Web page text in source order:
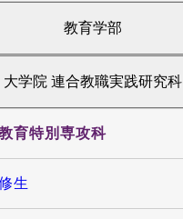
教育学部
大学院 連合教職実践研究科
育特別専攻科
生